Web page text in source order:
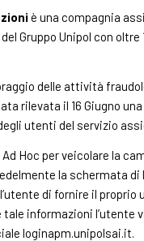
è una compagnia
Gruppo Unipol con oltre
delle attività
rilevata il 16 Giugno
utenti del servizio
Hoc per veicolare la
la schermata di
di fornire il proprio
informazioni l’utente
loginapm.unipolsai.it.